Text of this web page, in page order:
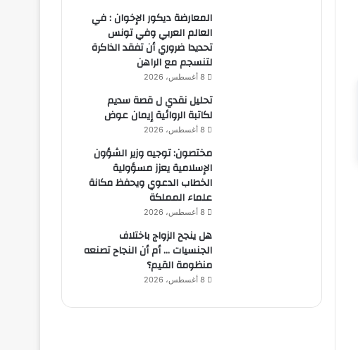
المعارضة ديكور الإخوان : في
العالم العربي وفي تونس
تحديدا ضروري أن تفقد الذاكرة
لتنسجم مع الراهن
8 أغسطس، 2026
تحليل نقدي ل قصة سديم
لكاتبة الروائية إيمان عوض
8 أغسطس، 2026
مختصون: توجيه وزير الشؤون
الإسلامية يعزز مسؤولية
الخطاب الدعوي ويحفظ مكانة
علماء المملكة
8 أغسطس، 2026
هل ينجح الزواج باختلاف
الجنسيات … أم أن النجاح تصنعه
منظومة القيم؟
8 أغسطس، 2026